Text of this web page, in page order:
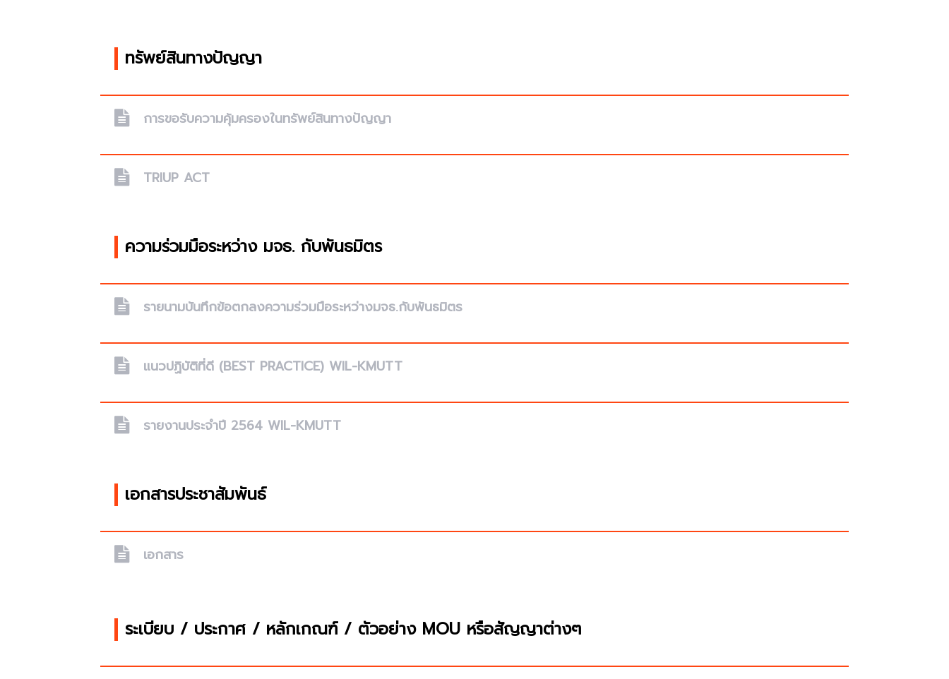
ทรัพย์สินทางปัญญา
การขอรับความคุ้มครองในทรัพย์สินทางปัญญา
TRIUP ACT
ความร่วมมือระหว่าง มจธ. กับพันธมิตร
รายนามบันทึกข้อตกลงความร่วมมือระหว่างมจธ.กับพันธมิตร
แนวปฏิบัติที่ดี (BEST PRACTICE) WIL-KMUTT
รายงานประจำปี 2564 WIL-KMUTT
เอกสารประชาสัมพันธ์
เอกสาร
ระเบียบ / ประกาศ / หลักเกณฑ์ / ตัวอย่าง MOU หรือสัญญาต่างๆ